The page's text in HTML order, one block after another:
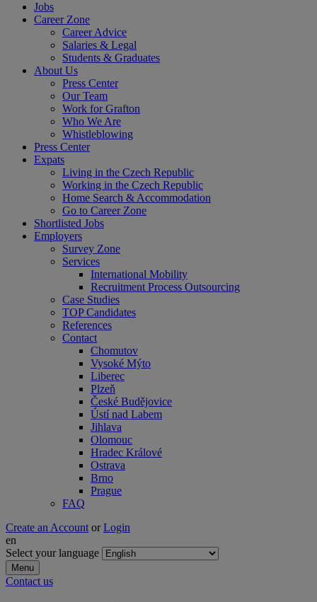
Jobs
Career Zone
Career Advice
Salaries & Legal
Students & Graduates
About Us
Press Center
Our Team
Work for Grafton
Who We Are
Whistleblowing
Press Center
Expats
Living in the Czech Republic
Working in the Czech Republic
Home Search & Accommodation
Go to Career Zone
Shortlisted Jobs
Employers
Survey Zone
Services
International Mobility
Recruitment Process Outsourcing
Case Studies
TOP Candidates
References
Contact
Chomutov
Vysoké Mýto
Liberec
Plzeň
České Budějovice
Ústí nad Labem
Jihlava
Olomouc
Hradec Králové
Ostrava
Brno
Prague
FAQ
Create an Account or Login
en
Select your language
Menu
Contact us